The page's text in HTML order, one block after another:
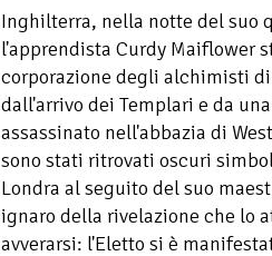
Inghilterra, nella notte del suo
l'apprendista Curdy Maiflower
corporazione degli alchimisti
dall'arrivo dei Templari e da
assassinato nell'abbazia di
sono stati ritrovati oscuri
Londra al seguito del suo
ignaro della rivelazione che lo
avverarsi: l'Eletto si è